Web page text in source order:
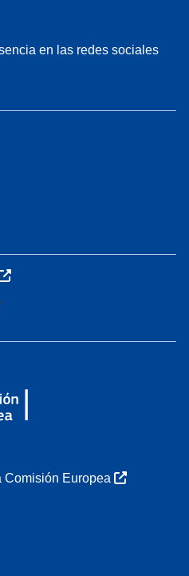
en las redes sociales
Comisión Europea